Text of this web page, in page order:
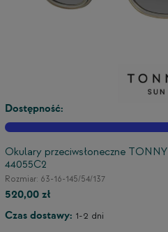
Dostępność:
Okulary przeciwsłoneczne TONNY
44055C2
Rozmiar: 63-16-145/54/137
520,00 zł
Czas dostawy: 1-2 dni